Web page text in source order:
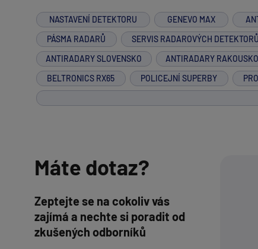
NASTAVENÍ DETEKTORU GENEVO MAX
PÁSMA RADARŮ
SERVIS RADAROVÝCH DETEKTORŮ
ANTIRADARY SLOVENSKO
ANTIRADARY RAKOUSKO
BELTRONICS RX65
POLICEJNÍ SUPERBY
Máte dotaz?
Zeptejte se na cokoliv vás
zajímá a nechte si poradit od
zkušených odborníků